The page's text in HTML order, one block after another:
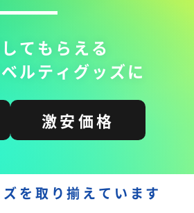
てもらえる
ルティグッズに
激安価格
を取り揃えています